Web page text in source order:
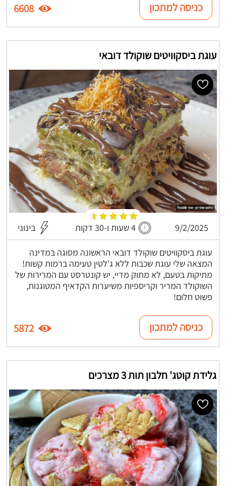
כניסה למתכון 6608
עוגת ביסקוויטים שוקולד דובאי
9/2/2025 4 שעות ו-30 דקות בינוני
עוגת ביסקוויטים שוקולד דובאי הראשונה מסוגה במדינה
המצאה שלי עוגת שכבות ללא ג'לטין טעימה ברמות קשות!
מתיקות בטעם, לא מתוק מדיי, יש קונטרסט עם המרירות של
השוקולד המריר וקריספיות משיערות הקדאיף המטוגנות,
פשוט חלום!
כניסה למתכון 5872
גלידת קוטג' חלבון תות 3 מצרכים